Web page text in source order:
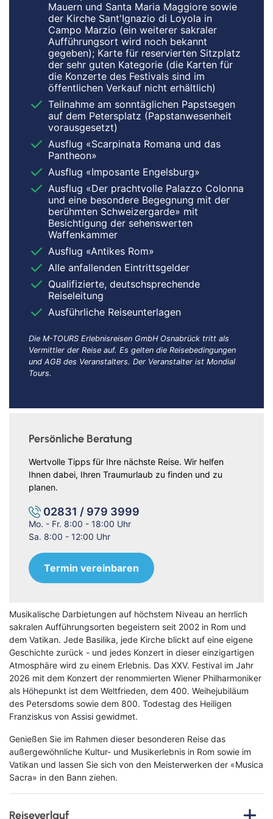
Musikalische Darbietungen auf höchstem Niveau an herrlich
sakralen Aufführungsorten begeistern seit 2002 in Rom und
dem Vatikan. Jede Basilika, jede Kirche blickt auf eine eigene
Geschichte zurück - und jedes Konzert in dieser einzigartigen
Atmosphäre wird zu einem Erlebnis. Das XXV. Festival im Jahr
2026 mit dem Konzert der renommierten Wiener Philharmoniker
als Höhepunkt ist dem Weltfrieden, dem 400. Weihejubiläum
des Petersdoms sowie dem 800. Todestag des Heiligen
Franziskus von Assisi gewidmet.
Genießen Sie im Rahmen dieser besonderen Reise das
außergewöhnliche Kultur- und Musikerlebnis in Rom sowie im
Vatikan und lassen Sie sich von den Meisterwerken der «Musica
Sacra» in den Bann ziehen.
Reiseverlauf
Mauern und Santa Maria Maggiore sowie
der Kirche Sant'Ignazio di Loyola in
Campo Marzio (ein weiterer sakraler
Aufführungsort wird noch bekannt
gegeben); Karte für reservierten Sitzplatz
der sehr guten Kategorie (die Karten für
die Konzerte des Festivals sind im
öffentlichen Verkauf nicht erhältlich)
Teilnahme am sonntäglichen Papstsegen
auf dem Petersplatz (Papstanwesenheit
vorausgesetzt)
Ausflug «Scarpinata Romana und das
Pantheon»
Ausflug «Imposante Engelsburg»
Ausflug «Der prachtvolle Palazzo Colonna
und eine besondere Begegnung mit der
berühmten Schweizergarde» mit
Besichtigung der sehenswerten
Waffenkammer
Ausflug «Antikes Rom»
Alle anfallenden Eintrittsgelder
Qualifizierte, deutschsprechende
Reiseleitung
Ausführliche Reiseunterlagen
Die M-TOURS Erlebnisreisen GmbH Osnabrück tritt als
Vermittler der Reise auf. Es gelten die Reisebedingungen
und AGB des Veranstalters. Der Veranstalter ist Mondial
Tours.
Persönliche Beratung
Wertvolle Tipps für Ihre nächste Reise. Wir helfen
Ihnen dabei, Ihren Traumurlaub zu finden und zu
planen.
02831 / 979 3999
Mo. - Fr. 8:00 - 18:00 Uhr
Sa. 8:00 - 12:00 Uhr
Termin vereinbaren